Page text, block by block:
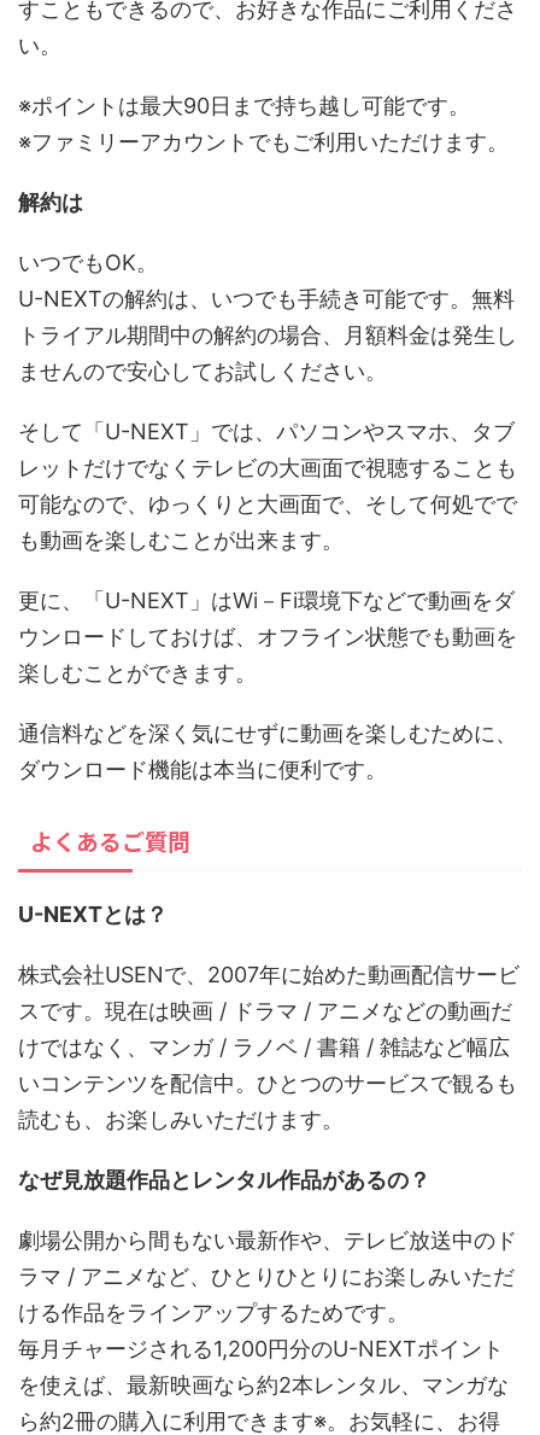
すこともできるので、お好きな作品にご利用くださ
い。
※ポイントは最大90日まで持ち越し可能です。
※ファミリーアカウントでもご利用いただけます。
解約は
いつでもOK。
U-NEXTの解約は、いつでも手続き可能です。無料
トライアル期間中の解約の場合、月額料金は発生し
ませんので安心してお試しください。
そして「U-NEXT」では、パソコンやスマホ、タブ
レットだけでなくテレビの大画面で視聴することも
可能なので、ゆっくりと大画面で、そして何処でで
も動画を楽しむことが出来ます。
更に、「U-NEXT」はWi－Fi環境下などで動画をダ
ウンロードしておけば、オフライン状態でも動画を
楽しむことができます。
通信料などを深く気にせずに動画を楽しむために、
ダウンロード機能は本当に便利です。
よくあるご質問
U-NEXTとは？
株式会社USENで、2007年に始めた動画配信サービ
スです。現在は映画 / ドラマ / アニメなどの動画だ
けではなく、マンガ / ラノベ / 書籍 / 雑誌など幅広
いコンテンツを配信中。ひとつのサービスで観るも
読むも、お楽しみいただけます。
なぜ見放題作品とレンタル作品があるの？
劇場公開から間もない最新作や、テレビ放送中のド
ラマ / アニメなど、ひとりひとりにお楽しみいただ
ける作品をラインアップするためです。
毎月チャージされる1,200円分のU-NEXTポイント
を使えば、最新映画なら約2本レンタル、マンガな
ら約2冊の購入に利用できます※。お気軽に、お得